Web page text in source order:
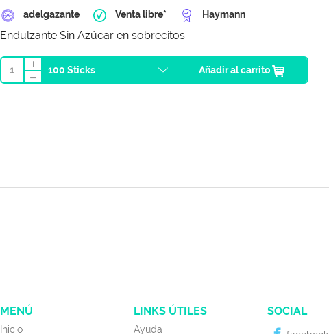
adelgazante
Venta libre* Haymann
Endulzante Sin Azúcar en sobrecitos
1 Añadir al carrito
MENÚ
Inicio
LINKS ÚTILES
Ayuda
SOCIAL